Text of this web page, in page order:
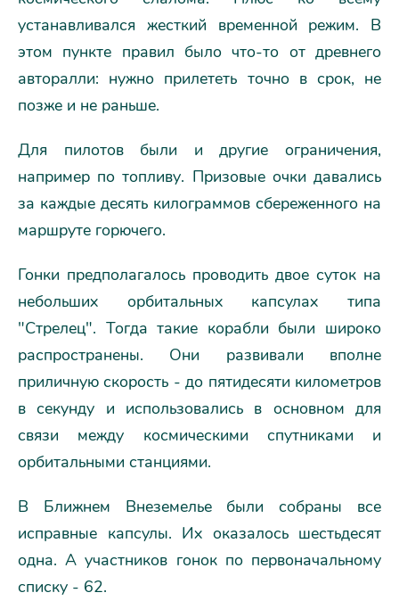
устанавливался жесткий временной режим. В
этом пункте правил было что-то от древнего
авторалли: нужно прилететь точно в срок, не
позже и не раньше.
Для пилотов были и другие ограничения,
например по топливу. Призовые очки давались
за каждые десять килограммов сбереженного на
маршруте горючего.
Гонки предполагалось проводить двое суток на
небольших орбитальных капсулах типа
"Стрелец". Тогда такие корабли были широко
распространены. Они развивали вполне
приличную скорость - до пятидесяти километров
в секунду и использовались в основном для
связи между космическими спутниками и
орбитальными станциями.
В Ближнем Внеземелье были собраны все
исправные капсулы. Их оказалось шестьдесят
одна. А участников гонок по первоначальному
списку - 62.